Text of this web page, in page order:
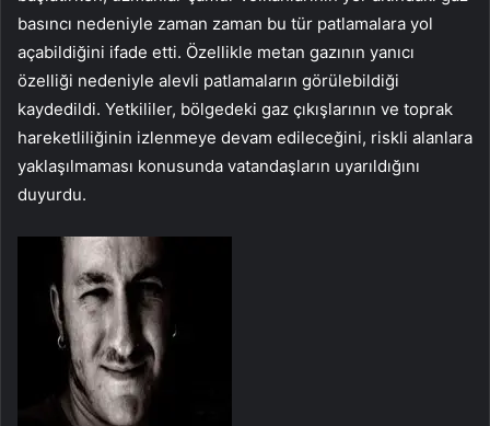
basıncı nedeniyle zaman zaman bu tür patlamalara yol
açabildiğini ifade etti. Özellikle metan gazının yanıcı
özelliği nedeniyle alevli patlamaların görülebildiği
kaydedildi. Yetkililer, bölgedeki gaz çıkışlarının ve toprak
hareketliliğinin izlenmeye devam edileceğini, riskli alanlara
yaklaşılmaması konusunda vatandaşların uyarıldığını
duyurdu.